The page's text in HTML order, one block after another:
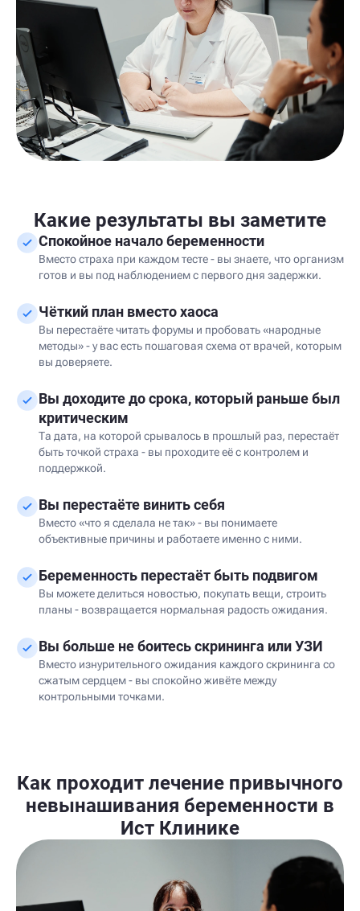
Какие результаты вы заметите
Спокойное начало беременности
Вместо страха при каждом тесте - вы знаете, что организм
готов и вы под наблюдением с первого дня задержки.
Чёткий план вместо хаоса
Вы перестаёте читать форумы и пробовать «народные
методы» - у вас есть пошаговая схема от врачей, которым
вы доверяете.
Вы доходите до срока, который раньше был
критическим
Та дата, на которой срывалось в прошлый раз, перестаёт
быть точкой страха - вы проходите её с контролем и
поддержкой.
Вы перестаёте винить себя
Вместо «что я сделала не так» - вы понимаете
объективные причины и работаете именно с ними.
Беременность перестаёт быть подвигом
Вы можете делиться новостью, покупать вещи, строить
планы - возвращается нормальная радость ожидания.
Вы больше не боитесь скрининга или УЗИ
Вместо изнурительного ожидания каждого скрининга со
сжатым сердцем - вы спокойно живёте между
контрольными точками.
Как проходит лечение привычного
невынашивания беременности в
Ист Клинике